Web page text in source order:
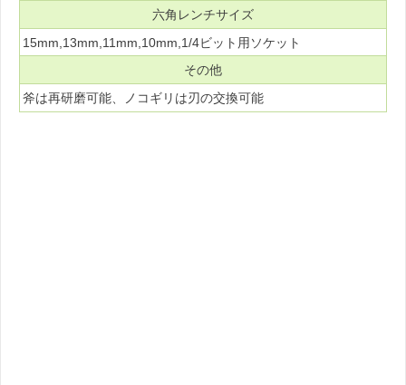
六角レンチサイズ
15mm,13mm,11mm,10mm,1/4ビット用ソケット
その他
斧は再研磨可能、ノコギリは刃の交換可能